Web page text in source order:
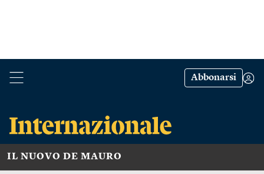
Abbonarsi
IL NUOVO DE MAURO